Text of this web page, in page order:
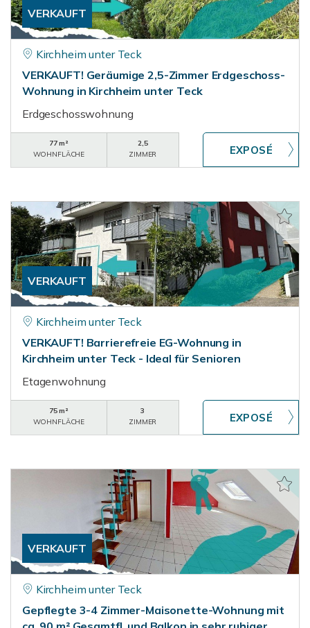
VERKAUFT
Kirchheim unter Teck
VERKAUFT! Geräumige 2,5-Zimmer Erdgeschoss-
Wohnung in Kirchheim unter Teck
Erdgeschosswohnung
77 m²
WOHNFLÄCHE
2,5
ZIMMER
VERKAUFT
Kirchheim unter Teck
VERKAUFT! Barrierefreie EG-Wohnung in
Kirchheim unter Teck - Ideal für Senioren
Etagenwohnung
75 m²
WOHNFLÄCHE
3
ZIMMER
VERKAUFT
Kirchheim unter Teck
Gepflegte 3-4 Zimmer-Maisonette-Wohnung mit